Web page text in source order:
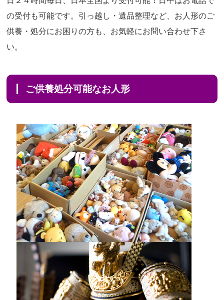
の受付も可能です。引っ越し・遺品整理など、お人形のご
供養・処分にお困りの方も、お気軽にお問い合わせ下さ
い。
ご供養処分可能なお人形